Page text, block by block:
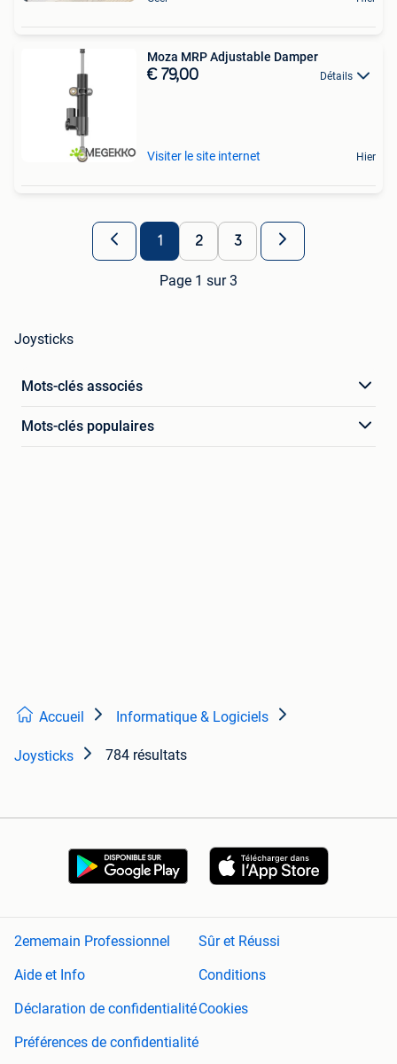
Moza MRP Adjustable Damper
€ 79,00 Détails
Visiter le site internet Hier
1 2 3
Page 1 sur 3
Joysticks
Mots-clés associés
Mots-clés populaires
Accueil Informatique & Logiciels
Joysticks 784 résultats
2ememain Professionnel
Sûr et Réussi
Aide et Info
Conditions
Déclaration de confidentialitéCookies
Préférences de confidentialité